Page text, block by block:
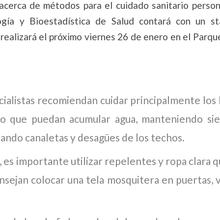
de métodos para el cuidado sanitario
y Bioestadística de Salud contará con un
el próximo viernes 26 de enero en el
recomiendan cuidar principalmente los
que puedan acumular agua, manteniendo
canaletas y desagües de los techos.
importante utilizar repelentes y ropa clara
colocar una tela mosquitera en puertas,